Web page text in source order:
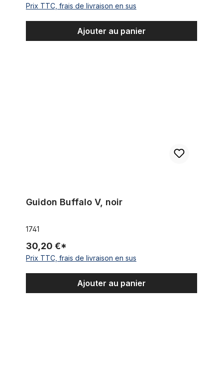
Prix TTC, frais de livraison en sus
Ajouter au panier
Guidon Buffalo V, noir
1741
30,20 €*
Prix TTC, frais de livraison en sus
Ajouter au panier